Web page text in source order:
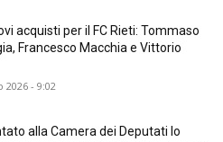
acquisti per il FC Rieti: Tommaso
Francesco Macchia e Vittorio
2026 - 9:02
alla Camera dei Deputati lo